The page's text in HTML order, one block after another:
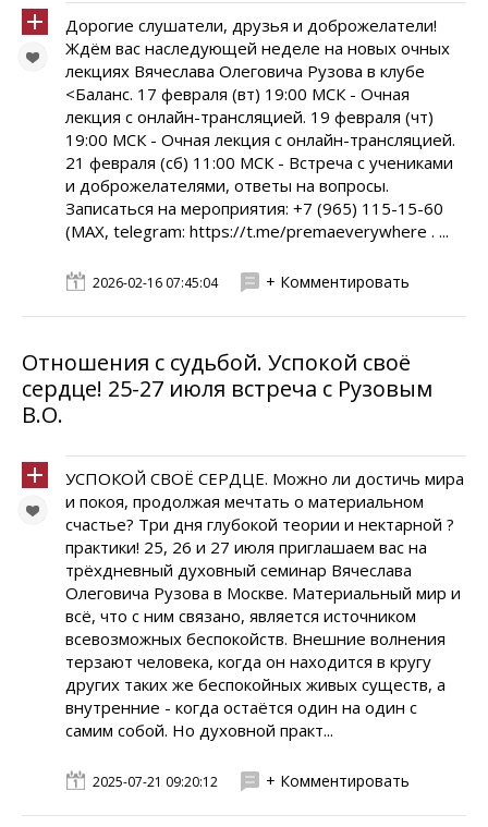
Дорогие слушатели, друзья и доброжелатели!
Ждём вас наследующей неделе на новых очных
лекциях Вячеслава Олеговича Рузова в клубе
<Баланс. 17 февраля (вт) 19:00 МСК - Очная
лекция с онлайн-трансляцией. 19 февраля (чт)
19:00 МСК - Очная лекция с онлайн-трансляцией.
21 февраля (сб) 11:00 МСК - Встреча с учениками
и доброжелателями, ответы на вопросы.
Записаться на мероприятия: +7 (965) 115-15-60
(MAX, telegram: https://t.me/premaeverywhere . ...
2026-02-16 07:45:04 + Комментировать
Отношения с судьбой. Успокой своё
сердце! 25-27 июля встреча с Рузовым
В.О.
УСПОКОЙ СВОЁ СЕРДЦЕ. Можно ли достичь мира
и покоя, продолжая мечтать о материальном
счастье? Три дня глубокой теории и нектарной ?
практики! 25, 26 и 27 июля приглашаем вас на
трёхдневный духовный семинар Вячеслава
Олеговича Рузова в Москве. Материальный мир и
всё, что с ним связано, является источником
всевозможных беспокойств. Внешние волнения
терзают человека, когда он находится в кругу
других таких же беспокойных живых существ, а
внутренние - когда остаётся один на один с
самим собой. Но духовной практ...
2025-07-21 09:20:12 + Комментировать